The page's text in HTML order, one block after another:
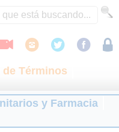
Términos
y Farmacia